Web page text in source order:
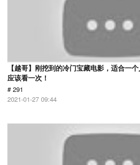
【越哥】刚挖到的冷门宝藏电影，适合一
应该看一次！
# 291
2021-01-27 09:44